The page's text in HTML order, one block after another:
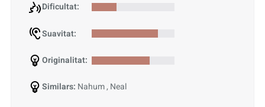
Dificultat:
Suavitat:
Originalitat:
Similars: Nahum , Neal